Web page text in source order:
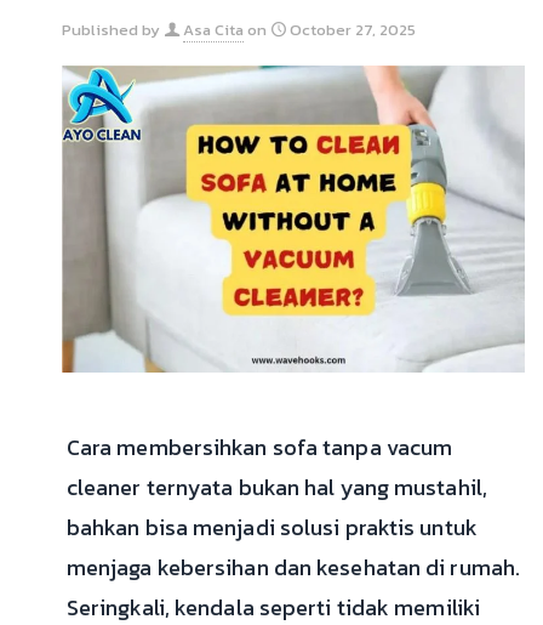
Published by Asa Cita on October 27, 2025
Cara membersihkan sofa tanpa vacum
cleaner ternyata bukan hal yang mustahil,
bahkan bisa menjadi solusi praktis untuk
menjaga kebersihan dan kesehatan di rumah.
Seringkali, kendala seperti tidak memiliki